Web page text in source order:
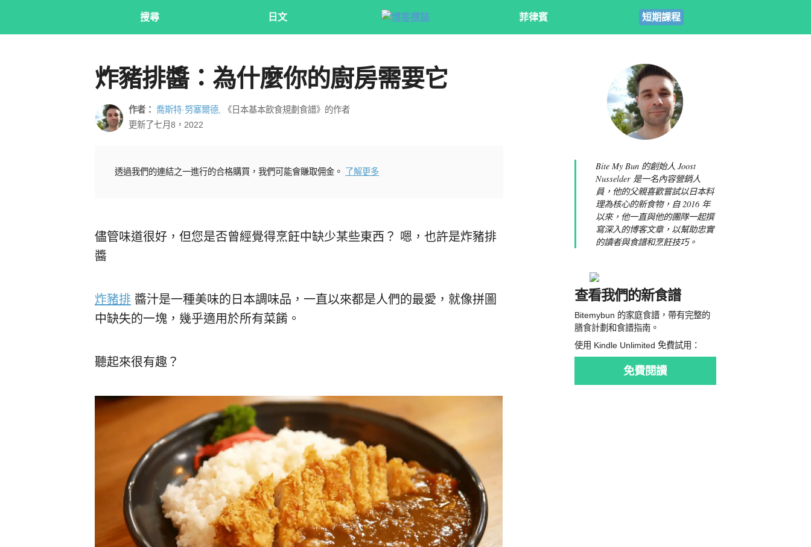
搜尋 日文 菲律賓 短期課程
炸豬排醬：為什麼你的廚房需要它
作者： 喬斯特·努塞爾德,
《日本基本飲食規劃食譜》的作者
更新了七月8，2022
透過我們的連結之一進行的合格購買，我們可能會賺取佣金。 了解更多
儘管味道很好，但您是否曾經覺得烹飪中缺少某些東西？ 嗯，也許是炸豬排
醬
炸豬排 醬汁是一種美味的日本調味品，一直以來都是人們的最愛，就像拼圖
中缺失的一塊，幾乎適用於所有菜餚。
聽起來很有趣？
Bite My Bun 的創始人 Joost
Nusselder 是一名內容營銷人
員，他的父親喜歡嘗試以日本料
理為核心的新食物，自 2016 年
以來，他一直與他的團隊一起撰
寫深入的博客文章，以幫助忠實
的讀者與食譜和烹飪技巧。
查看我們的新食譜
Bitemybun 的家庭食譜，帶有完整的
膳食計劃和食譜指南。
使用 Kindle Unlimited 免費試用：
免費閱讀